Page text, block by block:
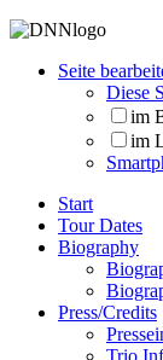
Seite
Diese
im
im
Start
Tour Dates
Biography
Press/Credits
Trio